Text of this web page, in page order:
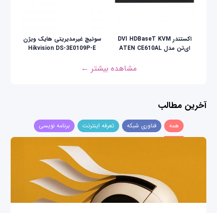
اکستندر DVI HDBaseT KVM
ای‌تن مدل ATEN CE610AL
سوئیچ غیرمدیریتی هایک ویژن
Hikvision DS-3E0109P-E
مشاهده بیشتر ←
آخرین مطالب
همه فناوری شبکه تعرفه اینترنت برنامه نویسی